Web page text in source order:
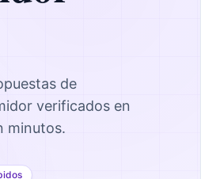
de
verificados en
minutos.